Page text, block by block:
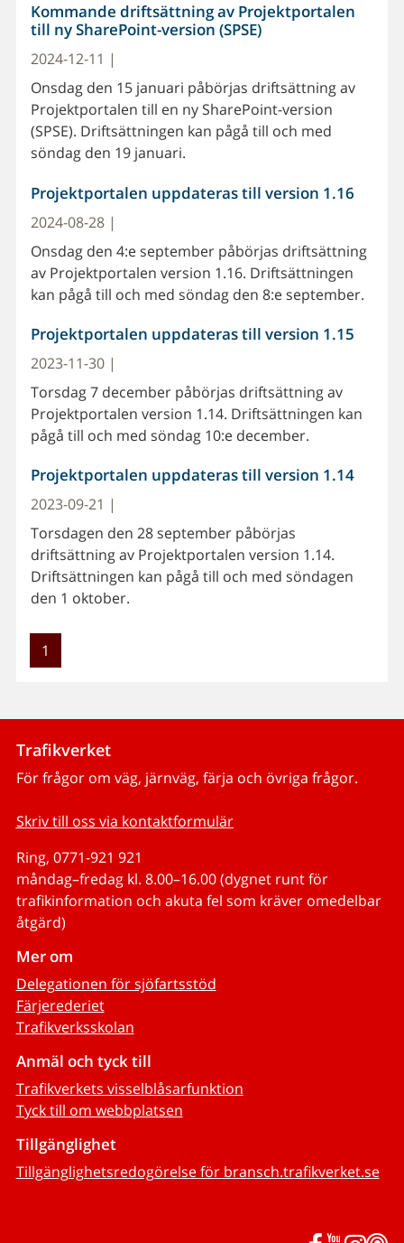
Kommande driftsättning av Projektportalen
till ny SharePoint-version (SPSE)
2024-12-11 |
Onsdag den 15 januari påbörjas driftsättning av
Projektportalen till en ny SharePoint-version
(SPSE). Driftsättningen kan pågå till och med
söndag den 19 januari.
Projektportalen uppdateras till version 1.16
2024-08-28 |
Onsdag den 4:e september påbörjas driftsättning
av Projektportalen version 1.16. Driftsättningen
kan pågå till och med söndag den 8:e september.
Projektportalen uppdateras till version 1.15
2023-11-30 |
Torsdag 7 december påbörjas driftsättning av
Projektportalen version 1.14. Driftsättningen kan
pågå till och med söndag 10:e december.
Projektportalen uppdateras till version 1.14
2023-09-21 |
Torsdagen den 28 september påbörjas
driftsättning av Projektportalen version 1.14.
Driftsättningen kan pågå till och med söndagen
den 1 oktober.
1
Trafikverket
För frågor om väg, järnväg, färja och övriga frågor.
Skriv till oss via kontaktformulär
Ring, 0771-921 921
måndag–fredag kl. 8.00–16.00 (dygnet runt för
trafikinformation och akuta fel som kräver omedelbar
åtgärd)
Mer om
Delegationen för sjöfartsstöd
Färjerederiet
Trafikverksskolan
Anmäl och tyck till
Trafikverkets visselblåsarfunktion
Tyck till om webbplatsen
Tillgänglighet
Tillgänglighetsredogörelse för bransch.trafikverket.se